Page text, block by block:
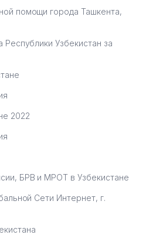
помощи города Ташкента,
Республики Узбекистан за
2022
БРВ и МРОТ в Узбекистане
Сети Интернет, г.